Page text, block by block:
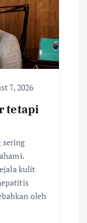
7, 2026
tetapi
sering
kulit
oleh